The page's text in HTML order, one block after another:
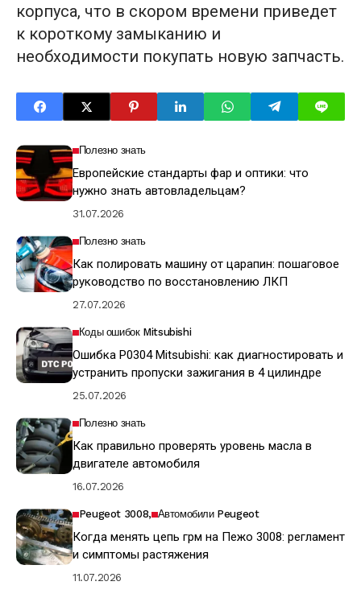
корпуса, что в скором времени приведет
к короткому замыканию и
необходимости покупать новую запчасть.
Полезно знать
Европейские стандарты фар и оптики: что
нужно знать автовладельцам?
31.07.2026
Полезно знать
Как полировать машину от царапин: пошаговое
руководство по восстановлению ЛКП
27.07.2026
Коды ошибок Mitsubishi
Ошибка P0304 Mitsubishi: как диагностировать и
устранить пропуски зажигания в 4 цилиндре
25.07.2026
Полезно знать
Как правильно проверять уровень масла в
двигателе автомобиля
16.07.2026
Peugeot 3008 Автомобили Peugeot
Когда менять цепь грм на Пежо 3008: регламент
и симптомы растяжения
11.07.2026